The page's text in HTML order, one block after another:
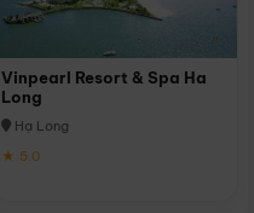
Vinpearl Resort & Spa Ha
Long
Hạ Long
★ 5.0